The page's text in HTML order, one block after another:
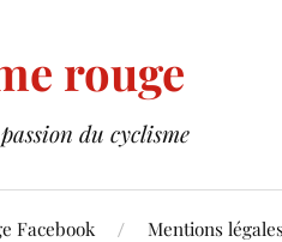
rouge
du cyclisme
Facebook Mentions